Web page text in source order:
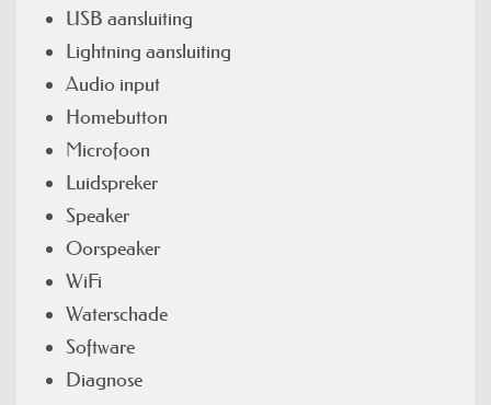
USB aansluiting
Lightning aansluiting
Audio input
Homebutton
Microfoon
Luidspreker
Speaker
Oorspeaker
WiFi
Waterschade
Software
Diagnose